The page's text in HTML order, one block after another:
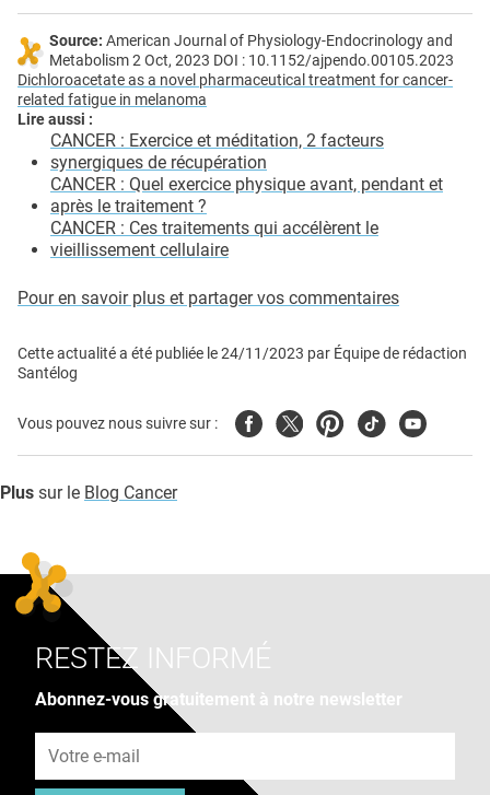
Source: American Journal of Physiology-Endocrinology and
Metabolism 2 Oct, 2023 DOI : 10.1152/ajpendo.00105.2023
Dichloroacetate as a novel pharmaceutical treatment for cancer-
related fatigue in melanoma
Lire aussi :
CANCER : Exercice et méditation, 2 facteurs
synergiques de récupération
CANCER : Quel exercice physique avant, pendant et
après le traitement ?
CANCER : Ces traitements qui accélèrent le
vieillissement cellulaire
Pour en savoir plus et partager vos commentaires
Cette actualité a été publiée le24/11/2023 par Équipe de rédaction
Santélog
Vous pouvez nous suivre sur : FacebookTwitterPinterest
TiktokYoutube
Plus sur le Blog Cancer
RESTEZ INFORMÉ
Abonnez-vous gratuitement à notre newsletter